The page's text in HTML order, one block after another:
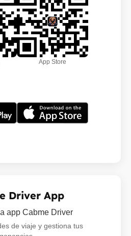
App Store
Driver App
app Cabme Driver
de viaje y gestiona tus